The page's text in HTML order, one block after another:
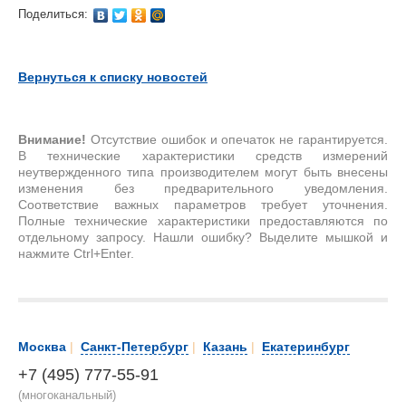
Поделиться:
Вернуться к списку новостей
Внимание! Отсутствие ошибок и опечаток не гарантируется.
В технические характеристики средств измерений
неутвержденного типа производителем могут быть внесены
изменения без предварительного уведомления.
Соответствие важных параметров требует уточнения.
Полные технические характеристики предоставляются по
отдельному запросу. Нашли ошибку? Выделите мышкой и
нажмите Ctrl+Enter.
Москва | Санкт-Петербург | Казань | Екатеринбург
+7 (495) 777-55-91
(многоканальный)